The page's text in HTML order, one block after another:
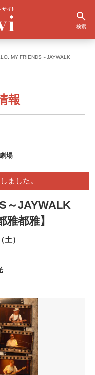
検索
MY FRIENDS～JAYWALK
報
場
ました。
～JAYWALK
都雅】
土）